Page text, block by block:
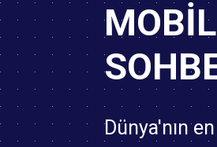
Dünya'nın